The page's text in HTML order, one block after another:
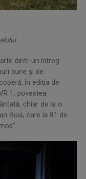
dintr-un întreg
bune și de
în ediţia de
1, povestea
chiar de la o
Buia, care la 81 de